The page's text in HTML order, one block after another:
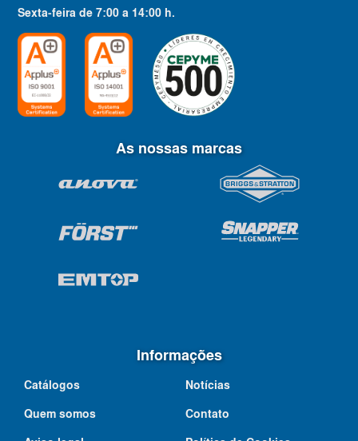
Sexta-feira de7:00 a 14:00 h.
As nossas marcas
Informações
Catálogos
Notícias
Quem somos
Contato